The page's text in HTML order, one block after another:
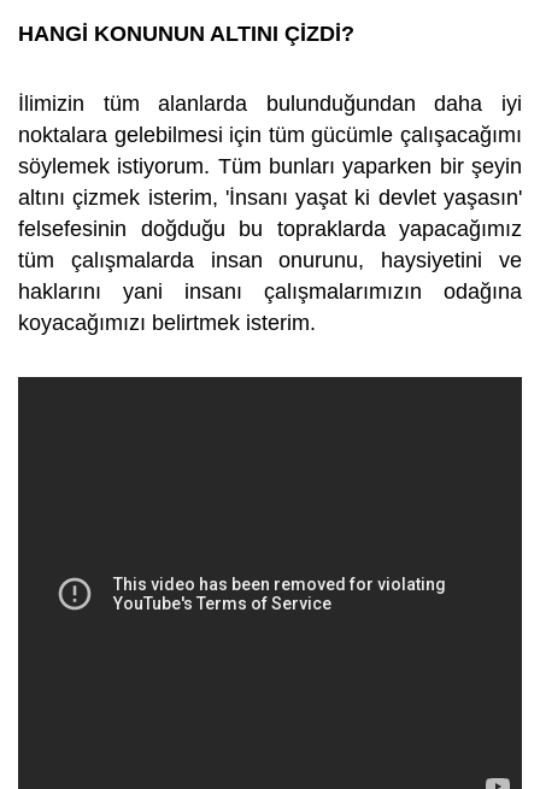
HANGİ KONUNUN ALTINI ÇİZDİ?
İlimizin tüm alanlarda bulunduğundan daha iyi
noktalara gelebilmesi için tüm gücümle çalışacağımı
söylemek istiyorum. Tüm bunları yaparken bir şeyin
altını çizmek isterim, 'İnsanı yaşat ki devlet yaşasın'
felsefesinin doğduğu bu topraklarda yapacağımız
tüm çalışmalarda insan onurunu, haysiyetini ve
haklarını yani insanı çalışmalarımızın odağına
koyacağımızı belirtmek isterim.